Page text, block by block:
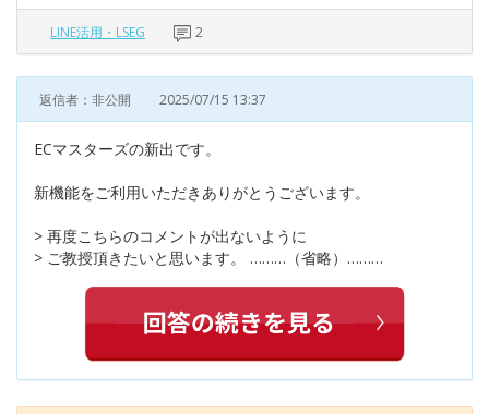
LINE活用・LSEG 2
返信者：非公開 2025/07/15 13:37
ECマスターズの新出です。
新機能をご利用いただきありがとうございます。
> 再度こちらのコメントが出ないように
> ご教授頂きたいと思います。 ………（省略）………